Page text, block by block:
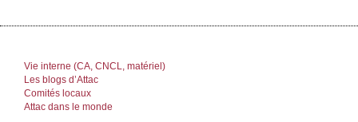
Vie interne (CA, CNCL, matériel)
Les blogs d’Attac
Comités locaux
Attac dans le monde